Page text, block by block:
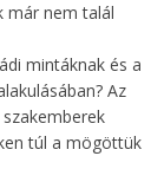
már nem talál
mintáknak és a
Az
túl a mögöttük